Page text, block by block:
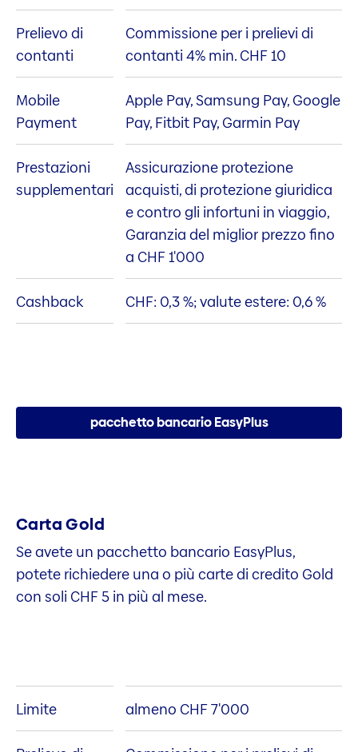
Prelievo di
contanti
Commissione per i prelievi di
contanti 4% min. CHF 10
Mobile
Payment
Apple Pay, Samsung Pay, Google
Pay, Fitbit Pay, Garmin Pay
Prestazioni
supplementari
Assicurazione protezione
acquisti, di protezione giuridica
e contro gli infortuni in viaggio,
Garanzia del miglior prezzo fino
a CHF 1'000
Cashback CHF: 0,3 %; valute estere: 0,6 %
pacchetto bancario EasyPlus
Carta Gold
Se avete un pacchetto bancario EasyPlus,
potete richiedere una o più carte di credito Gold
con soli CHF 5 in più al mese.
Limite almeno CHF 7'000